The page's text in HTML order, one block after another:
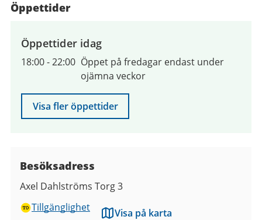
Öppettider
Öppettider idag
18:00-22:00 Öppet på fredagar endast under
ojämna veckor
Visa fler öppettider
Besöksadress
Axel Dahlströms Torg 3
Tillgänglighet
Visa på karta